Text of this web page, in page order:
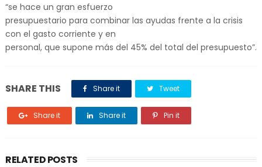
“se hace un gran esfuerzo
presupuestario para combinar las ayudas frente a la crisis
con el gasto corriente y en
personal, que supone más del 45% del total del presupuesto”.
SHARE THIS Share it Tweet
Share it Share it Pin it
RELATED POSTS